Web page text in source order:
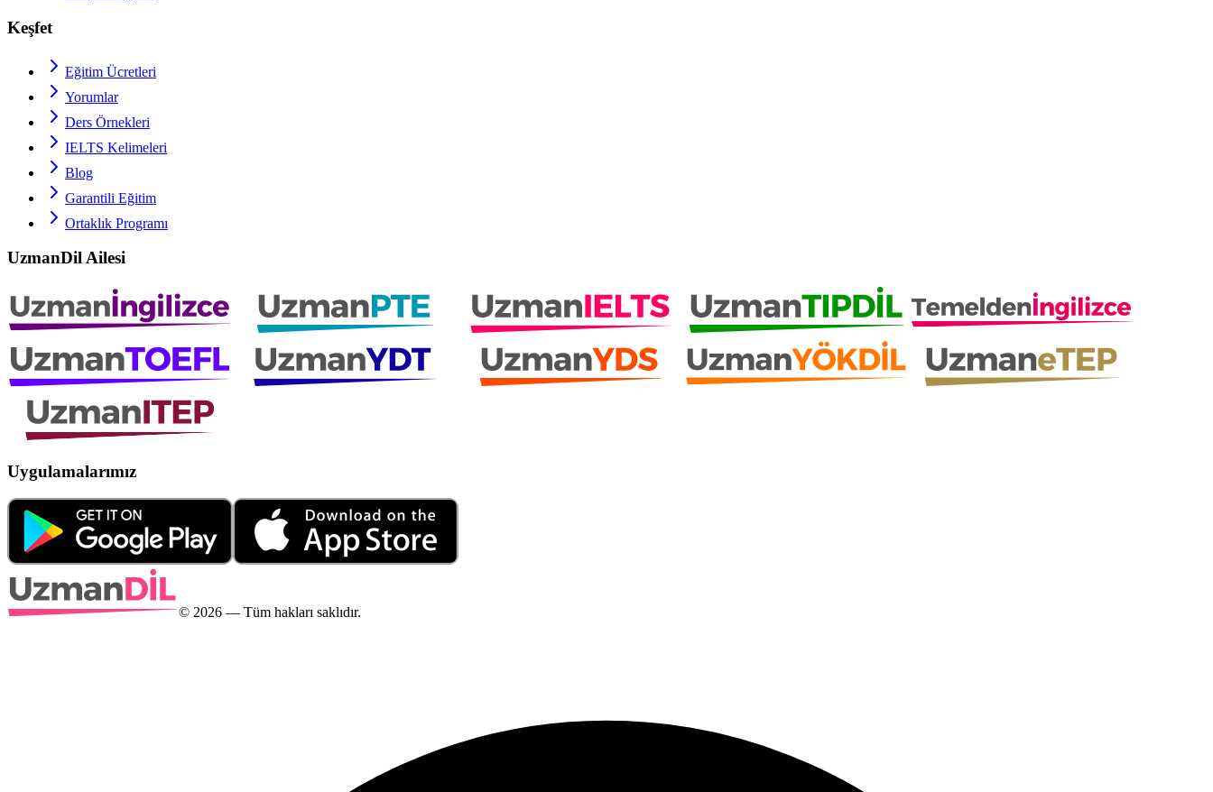
Keşfet
Eğitim Ücretleri
Yorumlar
Ders Örnekleri
IELTS Kelimeleri
Blog
Garantili Eğitim
Ortaklık Programı
UzmanDil Ailesi
Uygulamalarımız
© 2026 — Tüm hakları saklıdır.